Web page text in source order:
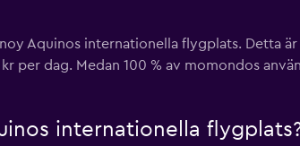
Aquinos internationella flygplats. Detta
dag. Medan 100 % av momondos
internationella